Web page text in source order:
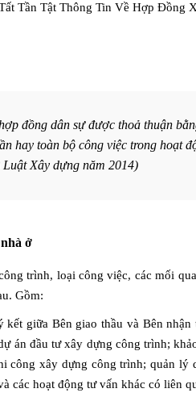
Tần Tật Thông Tin Về Hợp Đồng
đồng dân sự được thoả thuận
hay toàn bộ công việc trong hoạt
Xây dựng năm 2014)
ở
trình, loại công việc, các mối
Gồm:
giữa Bên giao thầu và Bên
án đầu tư xây dựng công trình;
công xây dựng công trình; quản
các hoạt động tư vấn khác có liên